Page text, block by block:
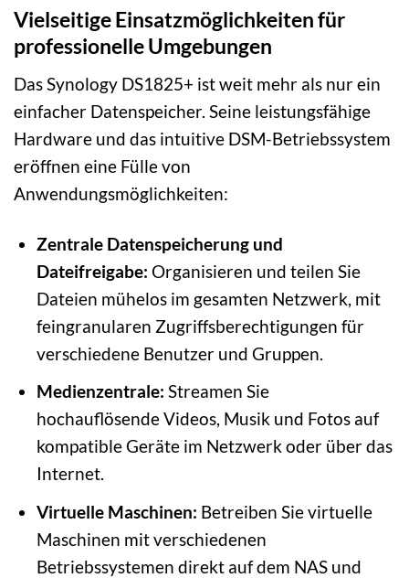
Vielseitige Einsatzmöglichkeiten für
professionelle Umgebungen
Das Synology DS1825+ ist weit mehr als nur ein
einfacher Datenspeicher. Seine leistungsfähige
Hardware und das intuitive DSM-Betriebssystem
eröffnen eine Fülle von
Anwendungsmöglichkeiten:
Zentrale Datenspeicherung und
Dateifreigabe: Organisieren und teilen Sie
Dateien mühelos im gesamten Netzwerk, mit
feingranularen Zugriffsberechtigungen für
verschiedene Benutzer und Gruppen.
Medienzentrale: Streamen Sie
hochauflösende Videos, Musik und Fotos auf
kompatible Geräte im Netzwerk oder über das
Internet.
Virtuelle Maschinen: Betreiben Sie virtuelle
Maschinen mit verschiedenen
Betriebssystemen direkt auf dem NAS und